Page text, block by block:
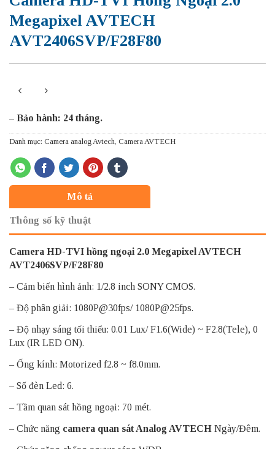
Megapixel AVTECH
AVT2406SVP/F28F80
– Bảo hành: 24 tháng.
Danh mục: Camera analog Avtech Camera AVTECH
Mô tả
Thông số kỹ thuật
Camera HD-TVI hồng ngoại 2.0 Megapixel AVTECH
AVT2406SVP/F28F80
– Cảm biến hình ảnh: 1/2.8 inch SONY CMOS.
– Độ phân giải: 1080P@30fps/ 1080P@25fps.
– Độ nhạy sáng tối thiểu: 0.01 Lux/ F1.6(Wide) ~ F2.8(Tele), 0
Lux (IR LED ON).
– Ống kính: Motorized f2.8 ~ f8.0mm.
– Số đèn Led: 6.
– Tầm quan sát hồng ngoại: 70 mét.
– Chức năng camera quan sát Analog AVTECH Ngày/Đêm.